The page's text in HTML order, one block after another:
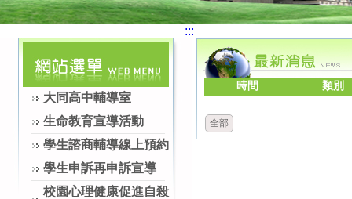
大同高中輔導室
生命教育宣導活動
學生諮商輔導線上預約
學生申訴再申訴宣導
校園心理健康促進自殺
:::
時間 類別
全部